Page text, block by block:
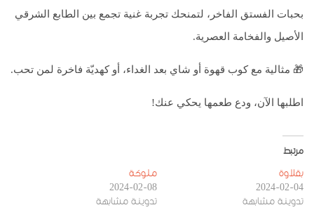
بحبات الفستق الفاخر، لتمنحك تجربة غنية تجمع بين الطابع الشرقي
الأصيل والفخامة العصرية.
🎁 مثالية مع كوب قهوة أو شاي بعد الغداء، أو كهديّة فاخرة لمن تحب.
اطلبها الآن، ودع طعمها يحكي عنك!
مرتبط
بقلاوة
2024-02-04
تدوينة مشابهة
ملوكة
2024-02-08
تدوينة مشابهة